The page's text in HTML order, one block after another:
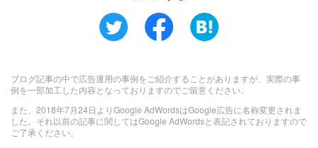
ブログ記事の中で広告運用の事例をご紹介することがありますが、実際の事
例を一部加工した内容となっておりますのでご留意ください。
また、2018年7月24日よりGoogle AdWordsはGoogle広告に名称変更されま
した。それ以前の記事に関してはGoogle AdWordsと表記されておりますので
ご了承ください。